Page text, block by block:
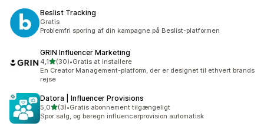
Beslist Tracking
Gratis
Problemfri sporing af din kampagne på Beslist-platformen
GRIN Influencer Marketing
4,1ud af 5 stjerner
(30)
30 anmeldelser i alt
•Gratis at installere
En Creator Management-platform, der er designet til ethvert brands
rejse
Datora | Influencer Provisions
5,0ud af 5 stjerner
(3)
3 anmeldelser i alt
•Gratis abonnement tilgængeligt
Spor salg, og beregn influencerprovision automatisk